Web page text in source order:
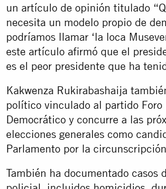
un artículo de opinión titulado
necesita un modelo propio de
podríamos llamar ‘la loca
este artículo afirmó que el
es el peor presidente que ha
Kakwenza Rukirabashaija
político vinculado al partido Foro
Democrático y concurre a las
elecciones generales como
Parlamento por la
También ha documentado casos